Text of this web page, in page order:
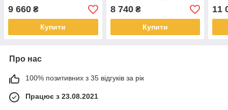
піддон
9 660 ₴
Купити
8 740₴
Купити
11
Про нас
100% позитивних з 35 відгуків за рік
Працює з 23.08.2021